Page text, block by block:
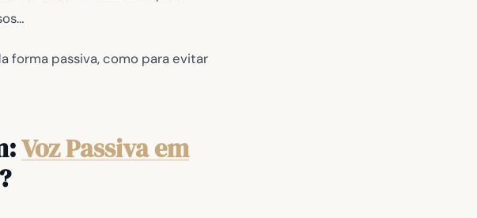
forma passiva, como para evitar
Voz Passiva em